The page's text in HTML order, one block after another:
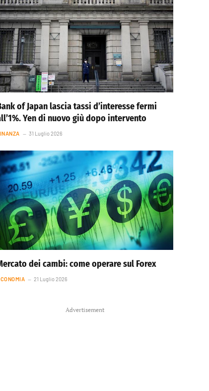
of Japan lascia tassi d’interesse fermi
Yen di nuovo giù dopo intervento
31 Luglio 2026
dei cambi: come operare sul Forex
21 Luglio 2026
Advertisement